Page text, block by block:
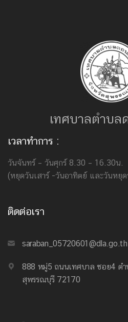
เทศบาลตำบล
เวลาทำการ :
วันจันทร์ – วันศุกร์ 8.30 – 16.30น.
(หยุดวันเสาร์ -วันอาทิตย์ และวันหยุ
ติดต่อเรา
saraban_05720601@dla.go.th
888 หมู่5 ถนนเทศบาล ซอย4 ตำ
สุพรรณบุรี 72170